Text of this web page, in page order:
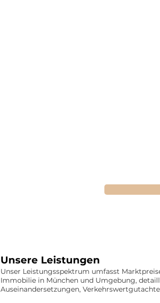
Unsere Leistungen
Unser Leistungsspektrum umfasst
Immobilie in München und Umgebung,
Auseinandersetzungen,